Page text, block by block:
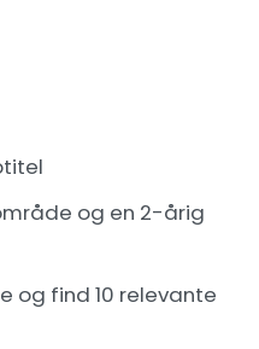
og en 2-årig
og find 10 relevante